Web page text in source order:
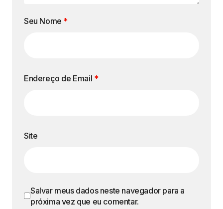
Seu Nome *
Endereço de Email *
Site
Salvar meus dados neste navegador para a
próxima vez que eu comentar.